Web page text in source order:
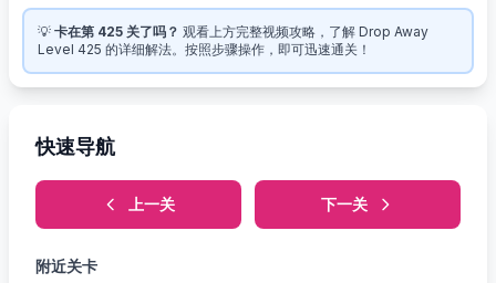
💡 卡在第 425 关了吗？ 观看上方完整视频攻略，了解 Drop Away
Level 425 的详细解法。按照步骤操作，即可迅速通关！
快速导航
上一关 下一关
附近关卡